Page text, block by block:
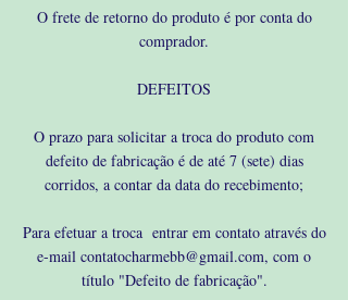
O frete de retorno do produto é por conta do
comprador.
DEFEITOS
O prazo para solicitar a troca do produto com
defeito de fabricação é de até 7 (sete) dias
corridos, a contar da data do recebimento;
Para efetuar a troca entrar em contato através do
e-mail contatocharmebb@gmail.com, com o
título "Defeito de fabricação".